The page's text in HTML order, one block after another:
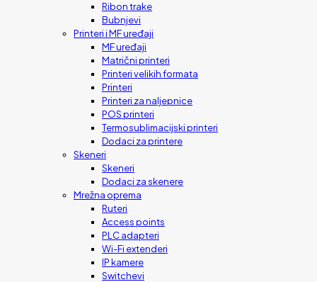
Ribon trake
Bubnjevi
Printeri i MF uređaji
MF uređaji
Matrični printeri
Printeri velikih formata
Printeri
Printeri za naljepnice
POS printeri
Termosublimacijski printeri
Dodaci za printere
Skeneri
Skeneri
Dodaci za skenere
Mrežna oprema
Ruteri
Access points
PLC adapteri
Wi-Fi extenderi
IP kamere
Switchevi